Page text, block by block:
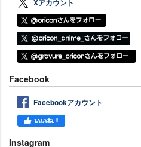
Xアカウント
Facebook
Facebookアカウント
Instagram